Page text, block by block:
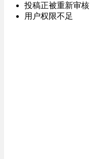
投稿正被重新审核
用户权限不足